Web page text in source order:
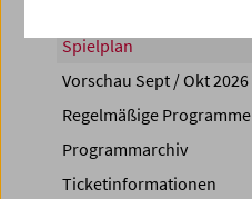
Spielplan
Vorschau Sept / Okt 2026
Regelmäßige Programme
Programmarchiv
Ticketinformationen